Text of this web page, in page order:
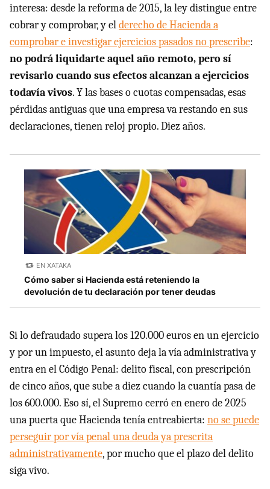
interesa: desde la reforma de 2015, la ley distingue entre
cobrar y comprobar, y elderecho de Hacienda a
comprobar e investigar ejercicios pasados no prescribe:
no podrá liquidarte aquel año remoto, pero sí
revisarlo cuando sus efectos alcanzan a ejercicios
todavía vivos. Y las bases o cuotas compensadas, esas
pérdidas antiguas que una empresa va restando en sus
declaraciones, tienen reloj propio. Diez años.
EN XATAKA
Cómo saber si Hacienda está reteniendo la
devolución de tu declaración por tener deudas
Si lo defraudado supera los 120.000 euros en un ejercicio
y por un impuesto, el asunto deja la vía administrativa y
entra en el Código Penal: delito fiscal, con prescripción
de cinco años, que sube a diez cuando la cuantía pasa de
los 600.000. Eso sí, el Supremo cerró en enero de 2025
una puerta que Hacienda tenía entreabierta: no se puede
perseguir por vía penal una deuda ya prescrita
administrativamente, por mucho que el plazo del delito
siga vivo.